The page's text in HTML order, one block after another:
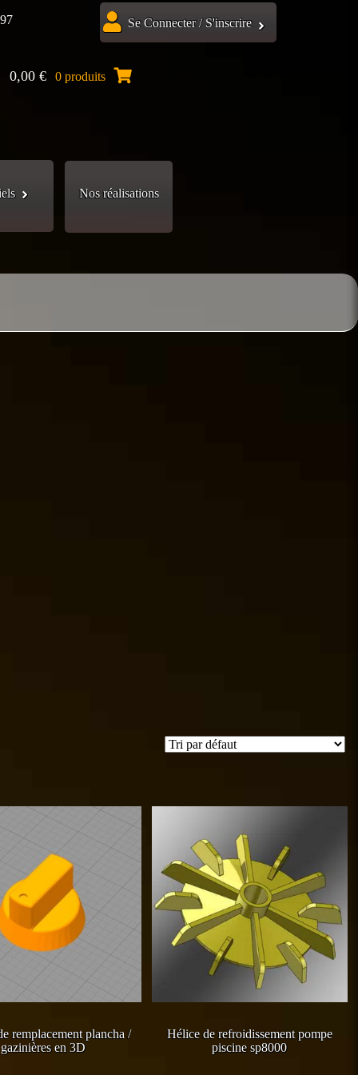
0,00€ 0 produits
Se Connecter / S'inscrire
Nos réalisations
remplacement plancha /
gazinières en 3D
Hélice de refroidissement pompe
piscine sp8000